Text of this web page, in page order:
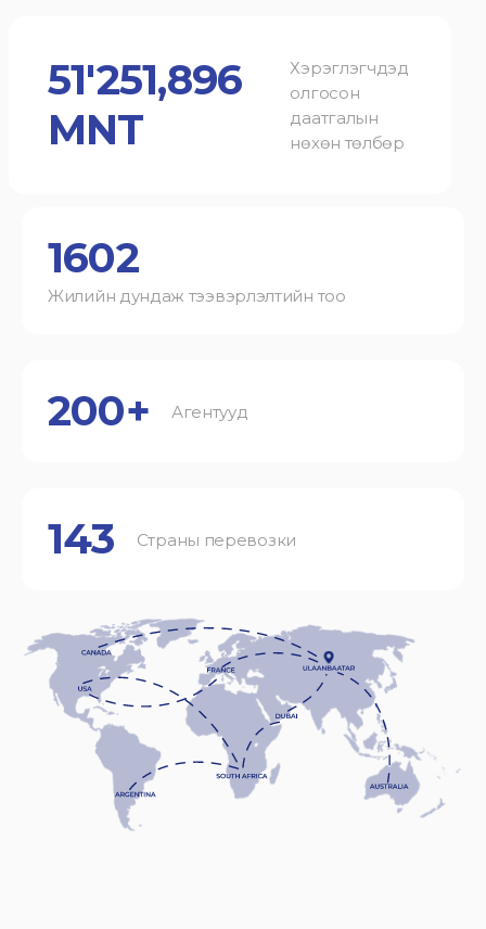
51'251,896
MNT
Хэрэглэгчдэд
олгосон
даатгалын
нөхөн төлбөр
1602
Жилийн дундаж тээвэрлэлтийн тоо
200+ Агентууд
143 Страны перевозки